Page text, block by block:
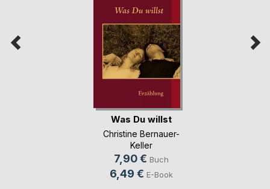
Was Du willst
Christine Bernauer-
Keller
7,90 € Buch
6,49 € E-Book